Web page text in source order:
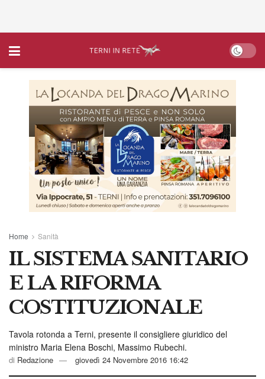
Home Sanità
IL SISTEMA SANITARIO
E LA RIFORMA
COSTITUZIONALE
Tavola rotonda a Terni, presente il consigliere giuridico del
ministro Maria Elena Boschi, Massimo Rubechi.
di Redazione giovedì 24 Novembre 2016 16:42